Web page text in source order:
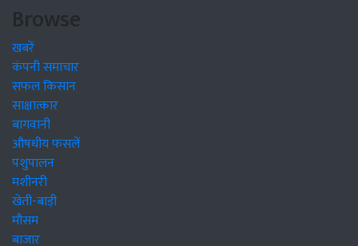
Browse
खबरें
कंपनी समाचार
सफल किसान
साक्षात्कार
बागवानी
औषधीय फसलें
पशुपालन
मशीनरी
खेती-बाड़ी
मौसम
बाजार